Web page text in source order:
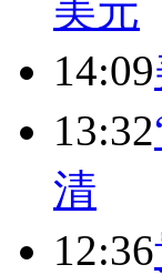
美元
14:09
13:32
清
12:36